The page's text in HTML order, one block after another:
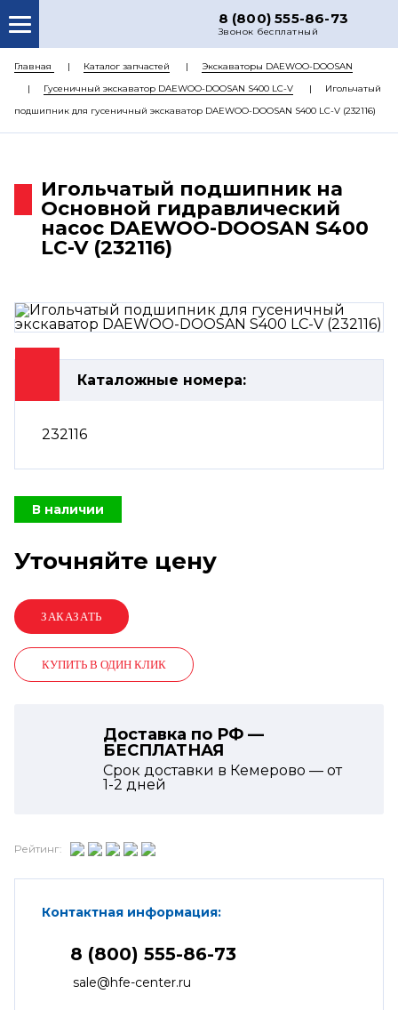
8 (800) 555-86-73
Звонок бесплатный
О НАС
КАТАЛОГ ЗАПЧАСТЕЙ
РЕМОНТ
ЦЕНЫ
КОНТАКТЫ
Главная Каталог запчастей
Экскаваторы DAEWOO-DOOSAN
Гусеничный экскаватор DAEWOO-DOOSAN S400 LC-V
Игольчатый
подшипник для гусеничный экскаватор DAEWOO-DOOSAN S400 LC-V (232116)
Игольчатый подшипник на
Основной гидравлический
насос DAEWOO-DOOSAN S400
LC-V (232116)
Каталожные номера:
232116
В наличии
Уточняйте цену
КУПИТЬ В ОДИН КЛИК
Доставка по РФ —
БЕСПЛАТНАЯ
Срок доставки в Кемерово — от
1-2 дней
Рейтинг:
Контактная информация:
8 (800) 555-86-73
sale@hfe-center.ru